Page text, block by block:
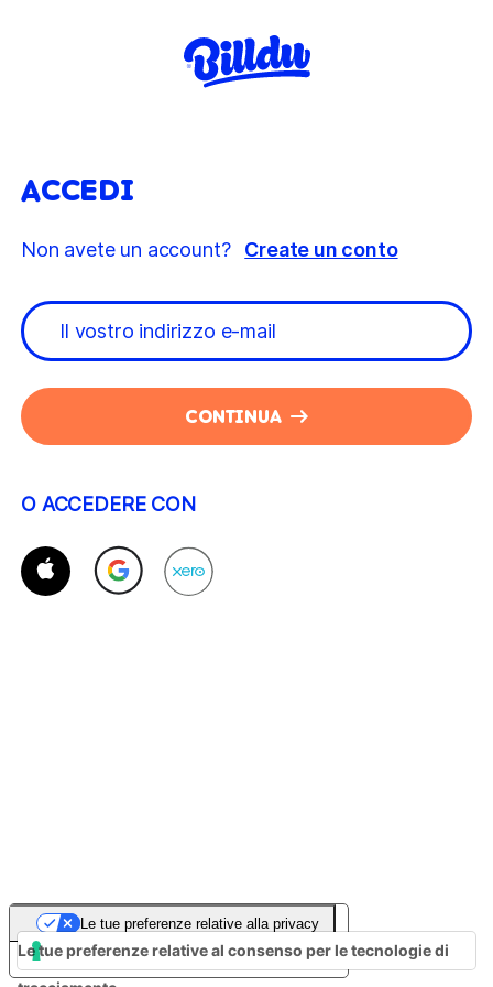
ACCEDI
Non avete un account? Create un conto
CONTINUA
O ACCEDERE CON
Informativa sulla raccolta
Le tue preferenze relative alla privacy
Le tue preferenze relative al consenso per le tecnologie di